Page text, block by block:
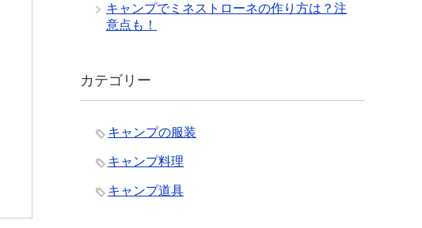
キャンプでミネストローネの作り方は？注
意点も！
カテゴリー
キャンプの服装
キャンプ料理
キャンプ道具